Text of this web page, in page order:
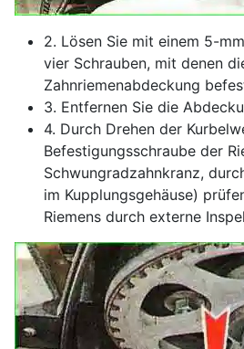
2. Lösen Sie mit einem 5-
vier Schrauben, mit denen
Zahnriemenabdeckung
3. Entfernen Sie die
4. Durch Drehen der
Befestigungsschraube der
Schwungradzahnkranz,
im Kupplungsgehäuse)
Riemens durch externe